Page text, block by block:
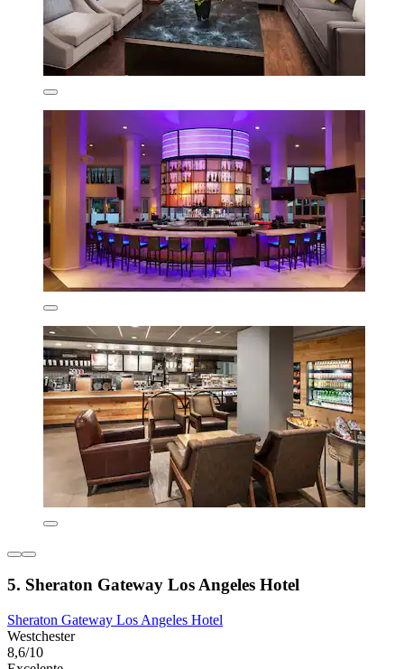
5. Sheraton Gateway Los Angeles Hotel
Sheraton Gateway Los Angeles Hotel
Westchester
8,6/10